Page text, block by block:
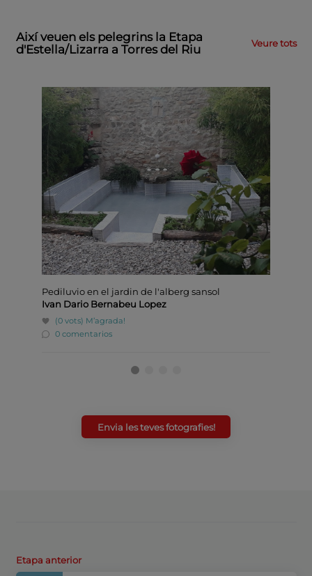
Així veuen els pelegrins la Etapa
d'Estella/Lizarra a Torres del Riu
Veure tots
Pediluvio en el jardin de l'alberg sansol
Ivan Dario Bernabeu Lopez
(0 vots) M’agrada!
0 comentarios
Envia les teves fotografies!
Etapa anterior